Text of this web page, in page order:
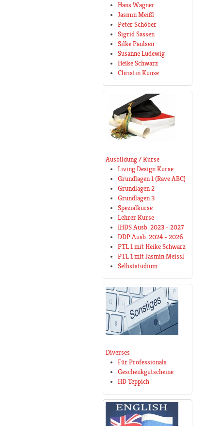
Hans Wagner
Jasmin Meißl
Peter Schöber
Sigrid Sassen
Silke Paulsen
Susanne Ludewig
Heike Schwarz
Christin Kunze
Ausbildung / Kurse
Living Design Kurse
Grundlagen 1 (Rave ABC)
Grundlagen 2
Grundlagen 3
Spezialkurse
Lehrer Kurse
IHDS Ausb. 2023 - 2027
DDP Ausb. 2024 - 2026
PTL 1 mit Heike Schwarz
PTL 1 mit Jasmin Meissl
Selbststudium
Diverses
Für Professionals
Geschenkgutscheine
HD Teppich